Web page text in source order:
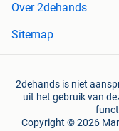
Over 2dehands
Sitemap
2dehands is niet
uit het gebruik van
Copyright © 2026